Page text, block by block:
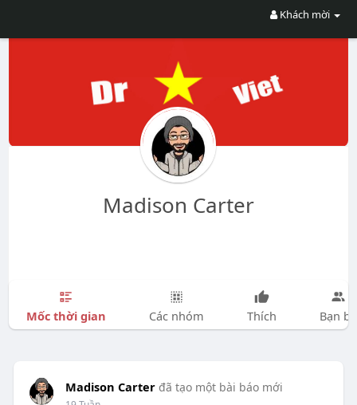
Khách mời
Madison Carter
Mốc thời gian Các nhóm Thích Bạn bè
Madison Carter đã tạo một bài báo mới